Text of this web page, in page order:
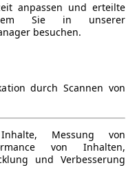
anpassen und erteilte
Sie in unserer
besuchen.
durch Scannen von
Messung von
von Inhalten,
und Verbesserung